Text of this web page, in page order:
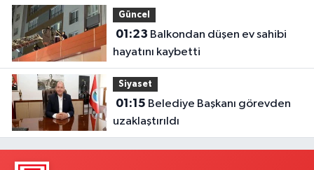
Güncel
01:23
hayatını kaybetti
Siyaset
01:15
uzaklaştırıldı